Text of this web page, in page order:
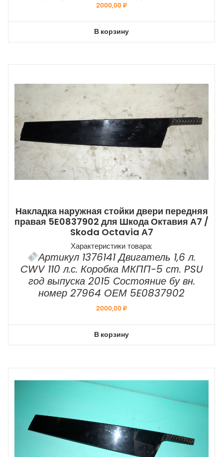
2000,00₽
В корзину
Накладка наружная стойки двери передняя
правая 5E0837902 для Шкода Октавия А7 /
Skoda Octavia А7
Характеристики товара:
Артикул 1376141 Двигатель 1,6 л.
CWV 110 л.с. Коробка МКПП-5 ст. PSU
год выпуска 2015 Состояние бу вн.
номер 27964 ОЕМ 5E0837902
2000,00₽
В корзину